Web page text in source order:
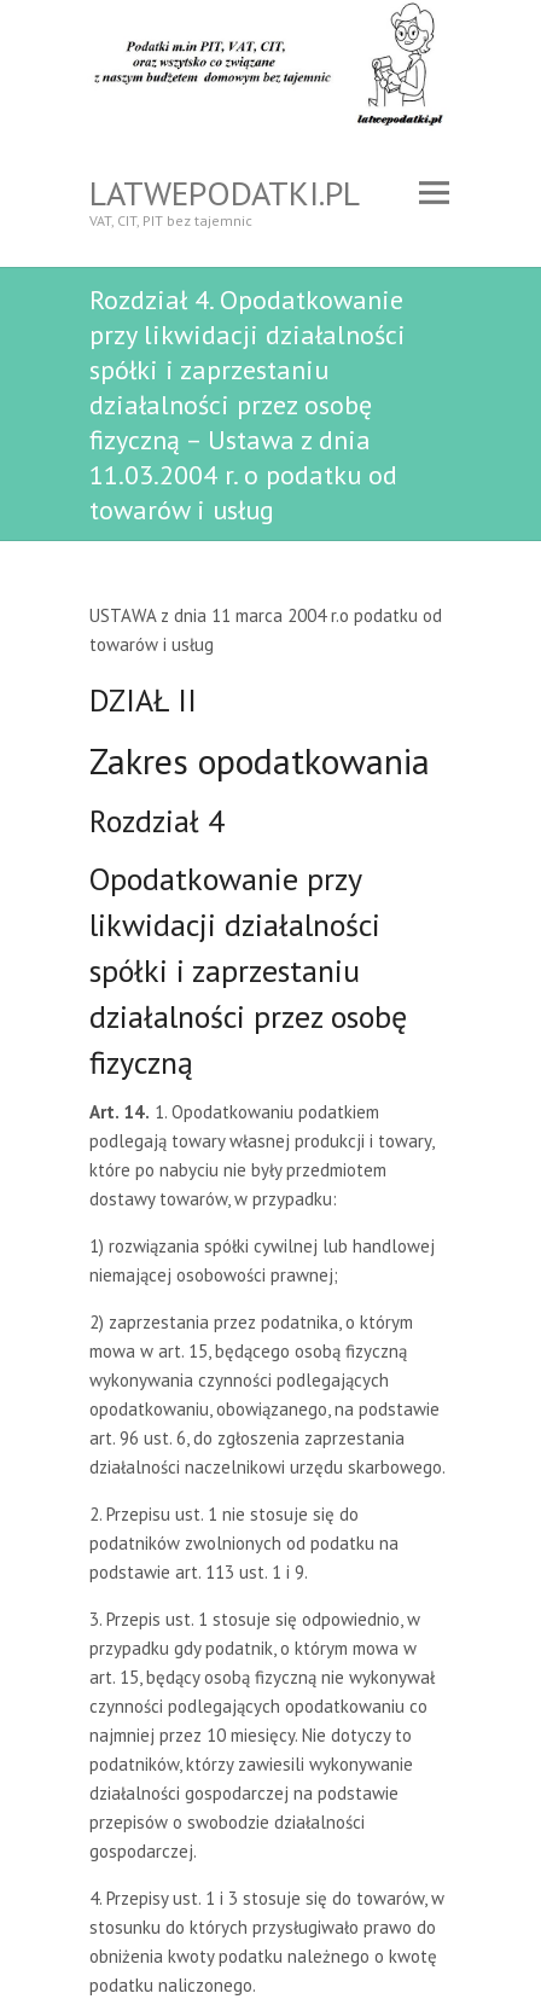
LATWEPODATKI.PL
VAT, CIT, PIT bez tajemnic
Rozdział 4. Opodatkowanie
przy likwidacji działalności
spółki i zaprzestaniu
działalności przez osobę
fizyczną – Ustawa z dnia
11.03.2004 r. o podatku od
towarów i usług
USTAWA z dnia 11 marca 2004 r.o podatku od
towarów i usług
DZIAŁ II
Zakres opodatkowania
Rozdział 4
Opodatkowanie przy
likwidacji działalności
spółki i zaprzestaniu
działalności przez osobę
fizyczną
Art. 14. 1. Opodatkowaniu podatkiem
podlegają towary własnej produkcji i towary,
które po nabyciu nie były przedmiotem
dostawy towarów, w przypadku:
1) rozwiązania spółki cywilnej lub handlowej
niemającej osobowości prawnej;
2) zaprzestania przez podatnika, o którym
mowa w art. 15, będącego osobą fizyczną
wykonywania czynności podlegających
opodatkowaniu, obowiązanego, na podstawie
art. 96 ust. 6, do zgłoszenia zaprzestania
działalności naczelnikowi urzędu skarbowego.
2. Przepisu ust. 1 nie stosuje się do
podatników zwolnionych od podatku na
podstawie art. 113 ust. 1 i 9.
3. Przepis ust. 1 stosuje się odpowiednio, w
przypadku gdy podatnik, o którym mowa w
art. 15, będący osobą fizyczną nie wykonywał
czynności podlegających opodatkowaniu co
najmniej przez 10 miesięcy. Nie dotyczy to
podatników, którzy zawiesili wykonywanie
działalności gospodarczej na podstawie
przepisów o swobodzie działalności
gospodarczej.
4. Przepisy ust. 1 i 3 stosuje się do towarów, w
stosunku do których przysługiwało prawo do
obniżenia kwoty podatku należnego o kwotę
podatku naliczonego.